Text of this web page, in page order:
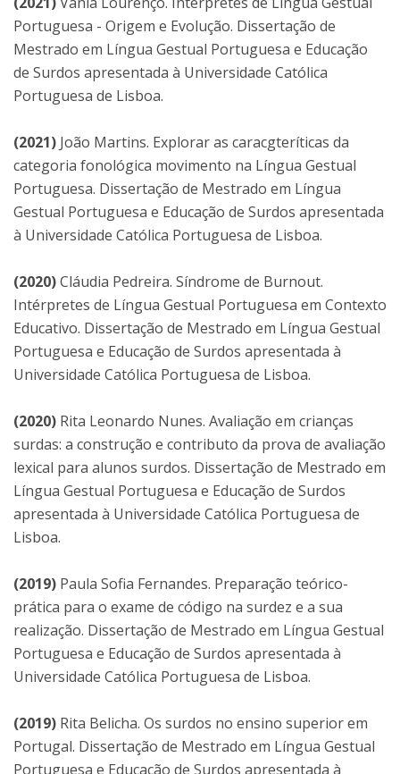
Portuguesa - Origem e Evolução. Dissertação de
Mestrado em Língua Gestual Portuguesa e Educação
de Surdos apresentada à Universidade Católica
Portuguesa de Lisboa.
(2021) João Martins. Explorar as caracgteríticas da
categoria fonológica movimento na Língua Gestual
Portuguesa. Dissertação de Mestrado em Língua
Gestual Portuguesa e Educação de Surdos apresentada
à Universidade Católica Portuguesa de Lisboa.
(2020)Cláudia Pedreira. Síndrome de Burnout.
Intérpretes de Língua Gestual Portuguesa em Contexto
Educativo. Dissertação de Mestrado em Língua Gestual
Portuguesa e Educação de Surdos apresentada à
Universidade Católica Portuguesa de Lisboa.
(2020) Rita Leonardo Nunes. Avaliação em crianças
surdas: a construção e contributo da prova de avaliação
lexical para alunos surdos. Dissertação de Mestrado em
Língua Gestual Portuguesa e Educação de Surdos
apresentada à Universidade Católica Portuguesa de
Lisboa.
(2019) Paula Sofia Fernandes. Preparação teórico-
prática para o exame de código na surdez e a sua
realização. Dissertação de Mestrado em Língua Gestual
Portuguesa e Educação de Surdos apresentada à
Universidade Católica Portuguesa de Lisboa.
(2019) Rita Belicha. Os surdos no ensino superior em
Portugal. Dissertação de Mestrado em Língua Gestual
Portuguesa e Educação de Surdos apresentada à